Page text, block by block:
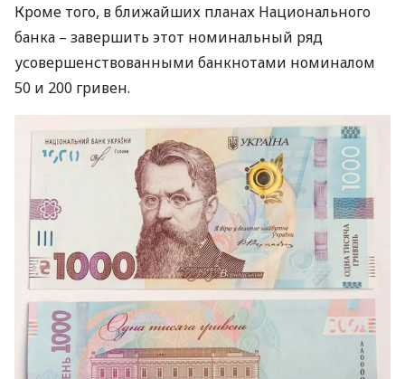
Кроме того, в ближайших планах Национального
банка – завершить этот номинальный ряд
усовершенствованными банкнотами номиналом
50 и 200 гривен.